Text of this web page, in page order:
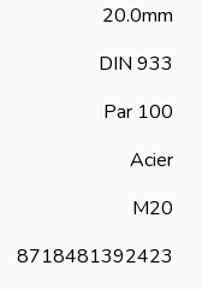
20.0mm
DIN 933
Par 100
Acier
M20
8718481392423